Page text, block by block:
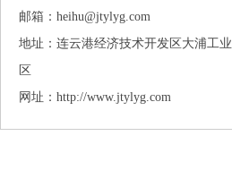
邮箱：heihu@jtylyg.com
地址：连云港经济技术开发区大浦工业
区
网址：http://www.jtylyg.com